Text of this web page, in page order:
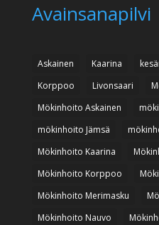
Avainsanapilvi
Askainen Kaarina
Korppoo
Livonsaari
Mökinhoito Askainen
mökinhoito Jämsä
Mökinhoito Kaarina
Mökinhoito Korppoo
Mökinhoito Merimasku
Mökinhoito Nauvo